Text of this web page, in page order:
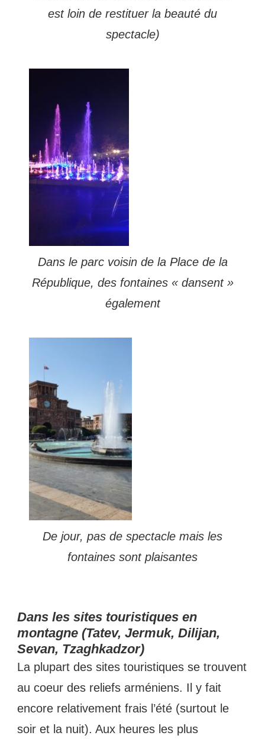
est loin de restituer la beauté du
spectacle)
Dans le parc voisin de la Place de la
République, des fontaines « dansent »
également
De jour, pas de spectacle mais les
fontaines sont plaisantes
Dans les sites touristiques en
montagne (Tatev, Jermuk, Dilijan,
Sevan, Tzaghkadzor)
La plupart des sites touristiques se trouvent
au coeur des reliefs arméniens. Il y fait
encore relativement frais l’été (surtout le
soir et la nuit). Aux heures les plus